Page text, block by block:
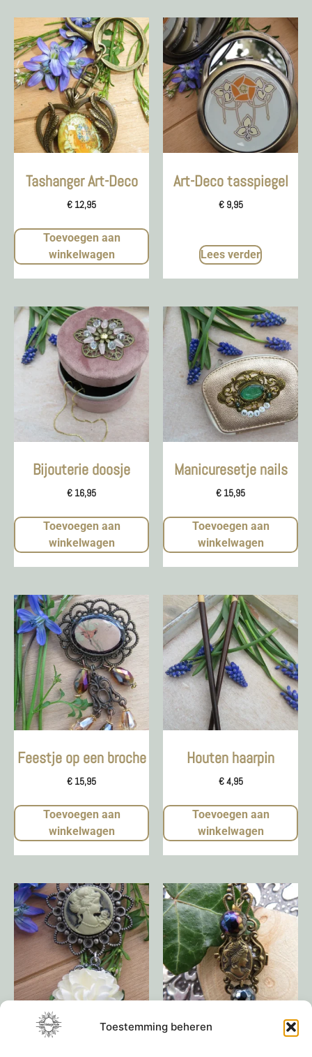
Toestemming beheren
Tashanger Art-Deco
€ 12,95
Toevoegen aan
winkelwagen
Art-Deco tasspiegel
€9,95
Lees verder
Bijouterie doosje
€ 16,95
Toevoegen aan
winkelwagen
Manicuresetje nails
€ 15,95
Toevoegen aan
winkelwagen
Feestje op een broche
€ 15,95
Toevoegen aan
winkelwagen
Houten haarpin
€4,95
Toevoegen aan
winkelwagen